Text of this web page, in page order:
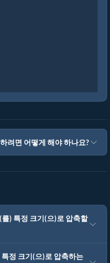
려면 어떻게 해야 하나요?
) 특정 크기(으)로 압축할
정 크기(으)로 압축하는